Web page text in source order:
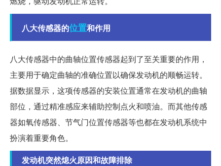
八大传感器的位置和作用
八大传感器中的曲轴位置传感器起到了至关重要的作用，
主要用于确定曲轴的准确位置以确保发动机的顺畅运转。
据数据显示，这项传感器的安装位置通常在发动机的曲轴
部位，通过精准感应来辅助控制点火和喷油。而其他传感
器如氧传感器、节气门位置传感器等也都在发动机系统中
扮演着重要角色。
发动机突然熄火原因和故障排除